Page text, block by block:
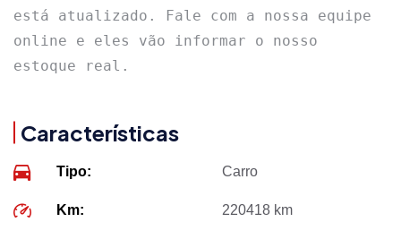
está atualizado. Fale com a nossa equipe
online e eles vão informar o nosso
estoque real.
Características
Tipo: Carro
Km: 220418 km